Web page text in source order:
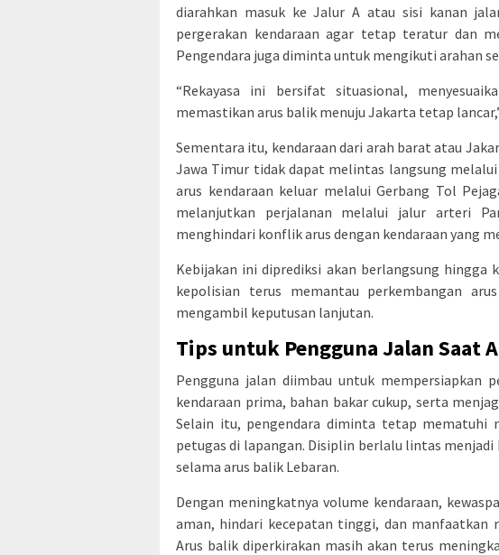
diarahkan masuk ke Jalur A atau sisi kanan
pergerakan kendaraan agar tetap teratur dan
Pengendara juga diminta untuk mengikuti arahan
“Rekayasa ini bersifat situasional,
memastikan arus balik menuju Jakarta tetap
Sementara itu, kendaraan dari arah barat atau
Jawa Timur tidak dapat melintas langsung
arus kendaraan keluar melalui Gerbang Tol
melanjutkan perjalanan melalui jalur arteri
menghindari konflik arus dengan kendaraan yang
Kebijakan ini diprediksi akan berlangsung
kepolisian terus memantau perkembangan
mengambil keputusan lanjutan.
Tips untuk Pengguna Jalan Saat
Pengguna jalan diimbau untuk mempersiapkan
kendaraan prima, bahan bakar cukup, serta
Selain itu, pengendara diminta tetap mematuhi
petugas di lapangan. Disiplin berlalu lintas
selama arus balik Lebaran.
Dengan meningkatnya volume kendaraan,
aman, hindari kecepatan tinggi, dan manfaatkan
Arus balik diperkirakan masih akan terus